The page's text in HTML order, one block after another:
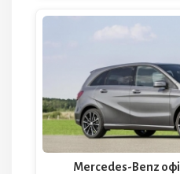
Mercedes-Benz